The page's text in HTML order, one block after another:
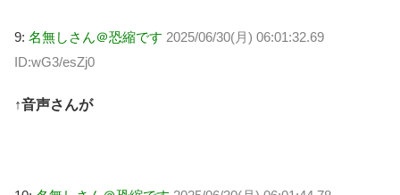
9: 名無しさん＠恐縮です 2025/06/30(月) 06:01:32.69
ID:wG3/esZj0
↑音声さんが